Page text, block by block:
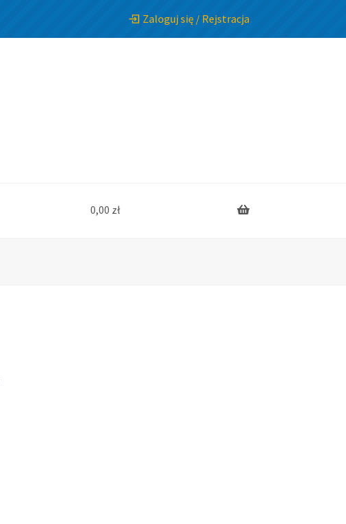
Zaloguj się / Rejstracja
0,00 zł